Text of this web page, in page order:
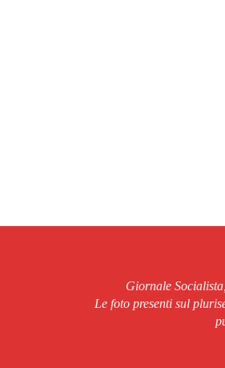
Giornale
Le foto presenti sul